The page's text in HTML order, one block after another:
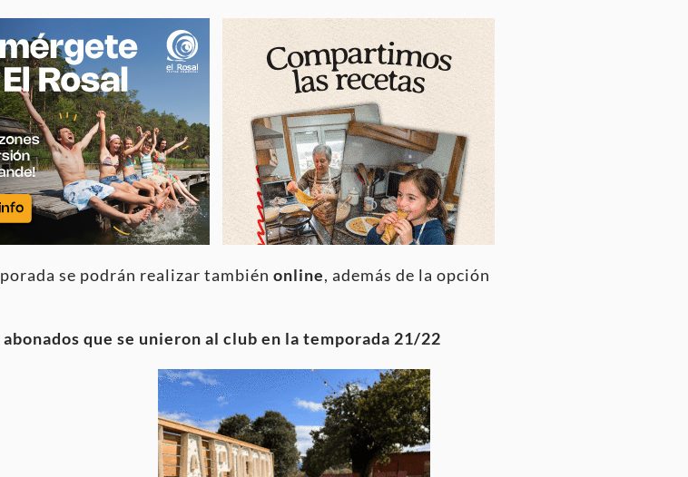
se podrán realizar también online, además de la opción
que se unieron al club en la temporada 21/22